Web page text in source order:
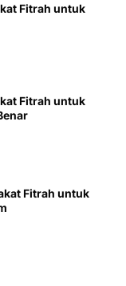
Fitrah untuk
Fitrah untuk
Fitrah untuk